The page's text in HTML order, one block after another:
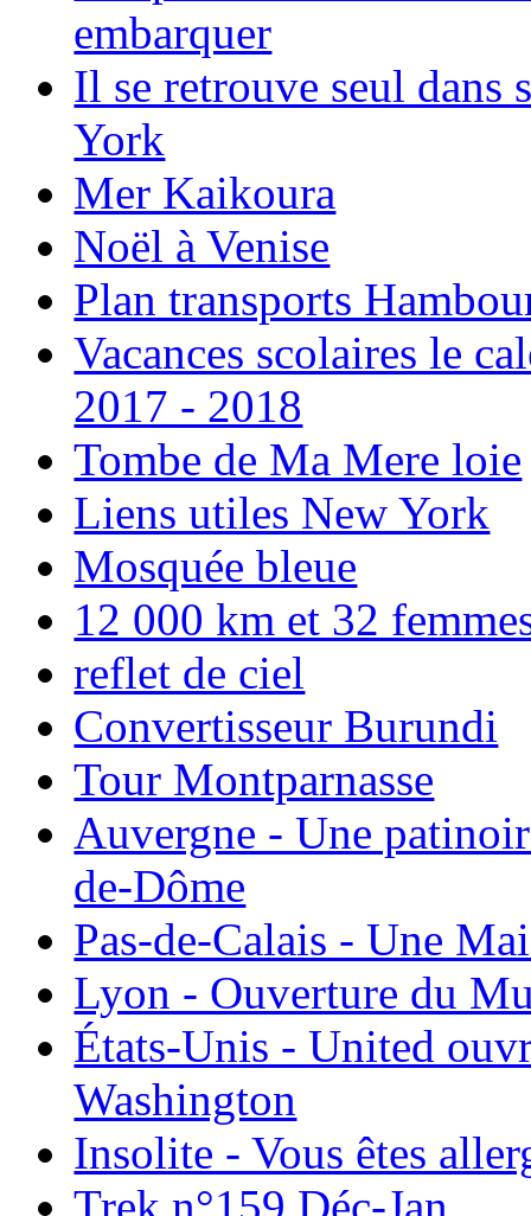
embarquer
Il se retrouve seul dans
York
Mer Kaikoura
Noël à Venise
Plan transports
Vacances scolaires le
2017 - 2018
Tombe de Ma Mere loie
Liens utiles New York
Mosquée bleue
12 000 km et 32
reflet de ciel
Convertisseur Burundi
Tour Montparnasse
Auvergne - Une
de-Dôme
Pas-de-Calais - Une
Lyon - Ouverture du
États-Unis - United
Washington
Insolite - Vous êtes
Trek n°159 Déc-Jan